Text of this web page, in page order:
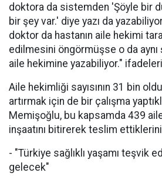
doktora da sistemden 'Şöyle bir
bir şey var.' diye yazı da
doktor da hastanın aile hekimi
edilmesini öngörmüşse o da
aile hekimine yazabiliyor."
Aile hekimliği sayısının 31 bin
artırmak için de bir çalışma
Memişoğlu, bu kapsamda 439
inşaatını bitirerek teslim
- "Türkiye sağlıklı yaşamı teşvik
gelecek"